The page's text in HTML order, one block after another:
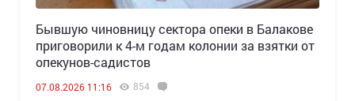
Бывшую чиновницу сектора опеки в Балакове
приговорили к 4-м годам колонии за взятки от
опекунов-садистов
07.08.2026 11:16 854